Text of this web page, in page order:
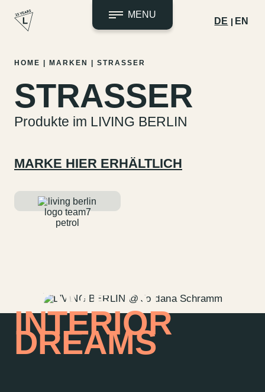
Zum
springen
MENU
DE EN
HOME MARKEN STRASSER
STRASSER
Produkte im LIVING BERLIN
MARKE HIER ERHÄLTLICH
HOME OF
INTERIOR
DREAMS